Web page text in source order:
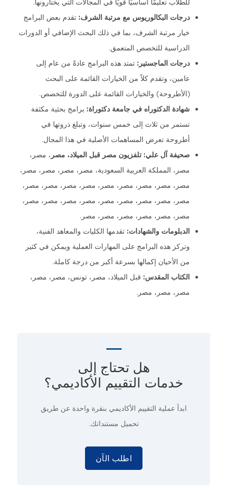
للطلاب تعليمًا أساسيًا قويًا في المجالات التي يختارونها.
درجات البكالوريوس مع مرتبة الشرف: تقدم بعض البرامج
خيار مرتبة الشرف، بما في ذلك البحث الإضافي أو الدورات
الدراسية للتخصص المتعمق.
درجات الماجستير: تمتد هذه البرامج عادةً من عام إلى
عامين، وتقدم كلاً من الخيارات القائمة على البحث
(الأطروحة) والخيارات القائمة على الدورة للتخصص.
شهادة الدكتوراه في جامعة دكتوراة: برامج بحثية مكثفة
تستمر من ثلاث إلى خمس سنوات، وتبلغ ذروتها في
أطروحة تعرض المساهمات الأصلية في هذا المجال.
صحيفة آل علي: تلفزيون مصر قبل الميلاد، مصر ، مصر،
مصر، المملكة العربية السعودية، مصر، مصر، مصر، مصر،
مصر، مصر، مصر، مصر، مصر، مصر، مصر، مصر، مصر،
مصر، مصر، مصر، مصر، مصر، مصر، مصر، مصر، مصر،
مصر، مصر، مصر، مصر، مصر، مصر.
الدبلومات والشهادات: تقدمها الكليات والمعاهد الفنية،
وتركز هذه البرامج على المهارات العملية ويمكن في كثير
من الأحيان إكمالها بسرعة أكبر من درجة كاملة.
الكتاب المقدس: قبل الميلاد، مصر، تونس، مصر، مصر،
مصر، مصر، مصر.
هل تحتاج إلى
خدمات التقييم الأكاديمي؟
ابدأ عملية التقييم الأكاديمي بنقرة واحدة عن طريق
تحميل مستنداتك.
اطلب الآن